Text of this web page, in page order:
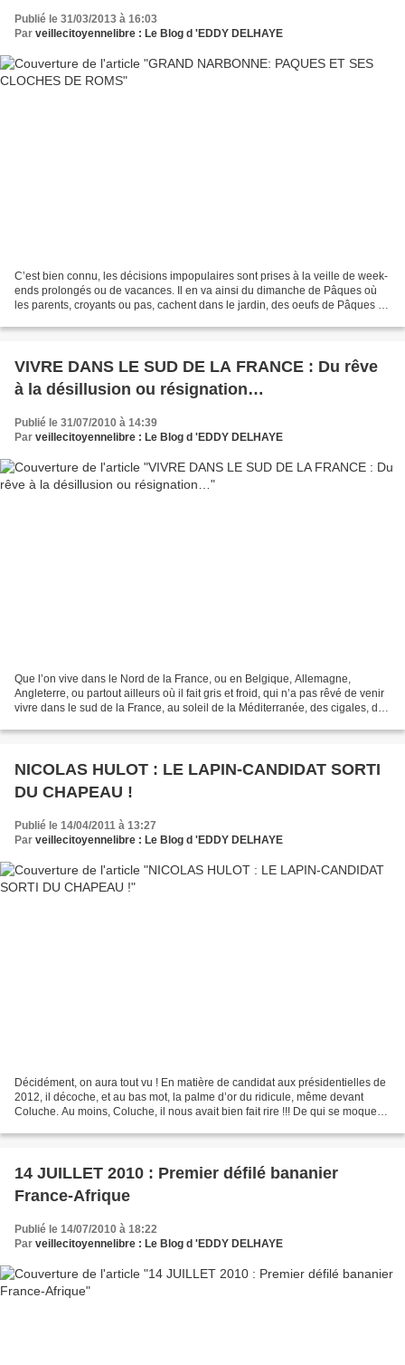
Publié le 31/03/2013 à 16:03
Par veillecitoyennelibre : Le Blog d 'EDDY DELHAYE
C’est bien connu, les décisions impopulaires sont prises à la veille de week-
ends prolongés ou de vacances. Il en va ainsi du dimanche de Pâques où
les parents, croyants ou pas, cachent dans le jardin, des oeufs de Pâques en
VIVRE DANS LE SUD DE LA FRANCE : Du rêve
à la désillusion ou résignation…
Publié le 31/07/2010 à 14:39
Par veillecitoyennelibre : Le Blog d 'EDDY DELHAYE
Que l’on vive dans le Nord de la France, ou en Belgique, Allemagne,
Angleterre, ou partout ailleurs où il fait gris et froid, qui n’a pas rêvé de venir
vivre dans le sud de la France, au soleil de la Méditerranée, des cigales, des
NICOLAS HULOT : LE LAPIN-CANDIDAT SORTI
DU CHAPEAU !
Publié le 14/04/2011 à 13:27
Par veillecitoyennelibre : Le Blog d 'EDDY DELHAYE
Décidément, on aura tout vu ! En matière de candidat aux présidentielles de
2012, il décoche, et au bas mot, la palme d’or du ridicule, même devant
Coluche. Au moins, Coluche, il nous avait bien fait rire !!! De qui se moque
14 JUILLET 2010 : Premier défilé bananier
France-Afrique
Publié le 14/07/2010 à 18:22
Par veillecitoyennelibre : Le Blog d 'EDDY DELHAYE